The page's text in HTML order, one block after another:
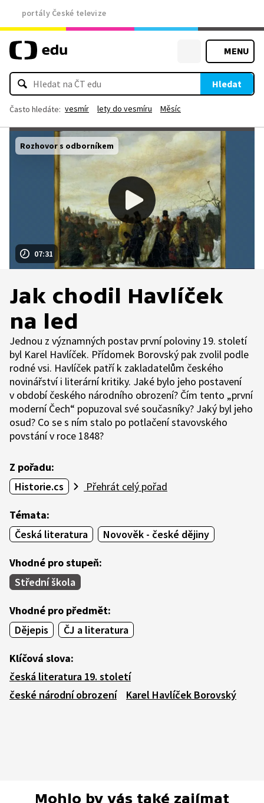
portály České televize
MENU
Hledat
Často hledáte: vesmír lety do vesmíru Měsíc
07:31
Rozhovor s odborníkem
Jak chodil Havlíček
na led
Jednou z významných postav první poloviny 19. století
byl Karel Havlíček. Přídomek Borovský pak zvolil podle
rodné vsi. Havlíček patří k zakladatelům českého
novinářství i literární kritiky. Jaké bylo jeho postavení
v období českého národního obrození? Čím tento „první
moderní Čech“ popuzoval své současníky? Jaký byl jeho
osud? Co se s ním stalo po potlačení stavovského
povstání v roce 1848?
Z pořadu:
Historie.cs
Přehrát celý pořad
Témata:
Česká literatura
Novověk - české dějiny
Vhodné pro stupeň:
Střední škola
Vhodné pro předmět:
Dějepis
ČJ a literatura
Klíčová slova:
česká literatura 19. století
české národní obrození
Karel Havlíček Borovský
Mohlo by vás také zajímat